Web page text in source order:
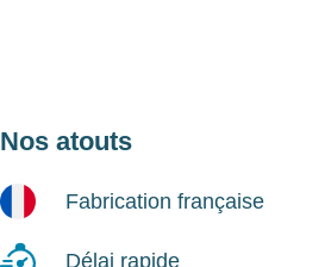
Nos atouts
Fabrication française
Délai rapide